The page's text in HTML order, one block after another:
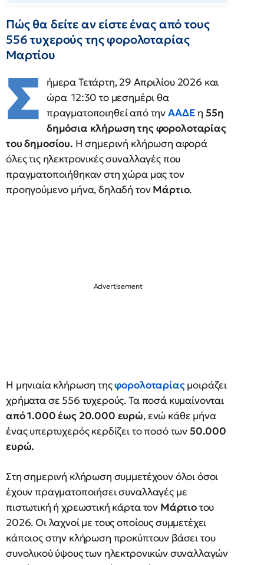
Πώς θα δείτε αν είστε ένας από τους
556 τυχερούς της φορολοταρίας
Μαρτίου
Σ
ήμερα Τετάρτη, 29 Απριλίου 2026 και
ώρα 12:30 το μεσημέρι θα
πραγματοποιηθεί από τηνΑΑΔΕ η 55η
δημόσια κλήρωση της φορολοταρίας
του δημοσίου. Η σημερινή κλήρωση αφορά
όλες τις ηλεκτρονικές συναλλαγές που
πραγματοποιήθηκαν στη χώρα μας τον
προηγούμενο μήνα, δηλαδή τονΜάρτιο.
Η μηνιαία κλήρωση τηςφορολοταρίαςμοιράζει
χρήματα σε 556 τυχερούς. Τα ποσά κυμαίνονται
από 1.000 έως 20.000 ευρώ, ενώ κάθε μήνα
ένας υπερτυχερός κερδίζει το ποσό των50.000
ευρώ.
Στη σημερινή κλήρωση συμμετέχουν όλοι όσοι
έχουν πραγματοποιήσει συναλλαγές με
πιστωτική ή χρεωστική κάρτα τον Μάρτιοτου
2026. Οι λαχνοί με τους οποίους συμμετέχει
κάποιος στην κλήρωση προκύπτουν βάσει του
συνολικού ύψους των ηλεκτρονικών συναλλαγών